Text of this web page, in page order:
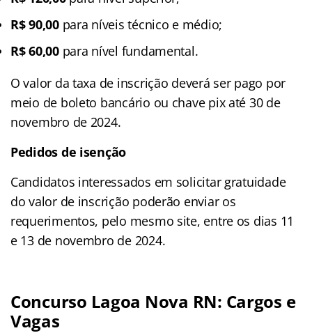
R$ 90,00para níveis técnico e médio;
R$ 60,00para nível fundamental.
O valor da taxa de inscrição deverá ser pago por
meio de boleto bancário ou chave pix até 30 de
novembro de 2024.
Pedidos de isenção
Candidatos interessados em solicitar gratuidade
do valor de inscrição poderão enviar os
requerimentos, pelo mesmo site, entre os dias 11
e 13 de novembro de 2024.
Concurso Lagoa Nova RN: Cargos e
Vagas